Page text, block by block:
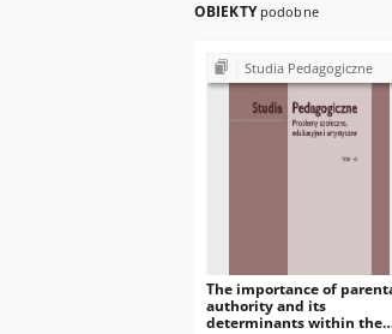
OBIEKTY podobne
Studia Pedagogiczne
The importance of
authority and its
determinants within the